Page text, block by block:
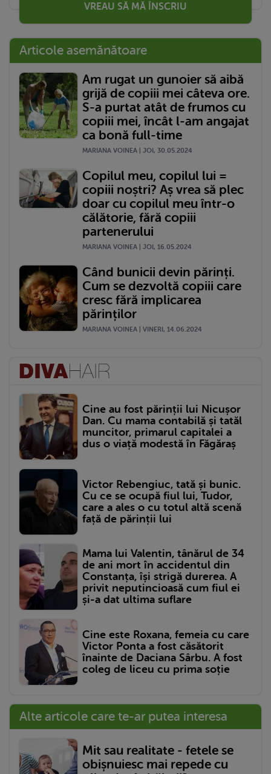
VREAU SĂ MĂ ÎNSCRIU
Articole asemănătoare
Am rugat un gunoier să aibă
grijă de copiii mei câteva ore.
S-a purtat atât de frumos cu
copiii mei, încât l-am angajat
ca bonă full-time
MARIANA VOINEA | JOI, 30.05.2024
Copilul meu, copilul lui =
copiii noștri? Aș vrea să plec
doar cu copilul meu într-o
călătorie, fără copiii
partenerului
MARIANA VOINEA | JOI, 16.05.2024
Când bunicii devin părinți.
Cum se dezvoltă copiii care
cresc fără implicarea
părinților
MARIANA VOINEA | VINERI, 14.06.2024
Cine au fost părinții lui Nicușor
Dan. Cu mama contabilă și tatăl
muncitor, primarul capitalei a
dus o viață modestă în Făgăraș
Victor Rebengiuc, tată și bunic.
Cu ce se ocupă fiul lui, Tudor,
care a ales o cu totul altă scenă
față de părinții lui
Mama lui Valentin, tânărul de 34
de ani mort în accidentul din
Constanța, își strigă durerea. A
privit neputincioasă cum fiul ei
și-a dat ultima suflare
Cine este Roxana, femeia cu care
Victor Ponta a fost căsătorit
înainte de Daciana Sârbu. A fost
coleg de liceu cu prima soție
Alte articole care te-ar putea interesa
Mit sau realitate - fetele se
obișnuiesc mai repede cu